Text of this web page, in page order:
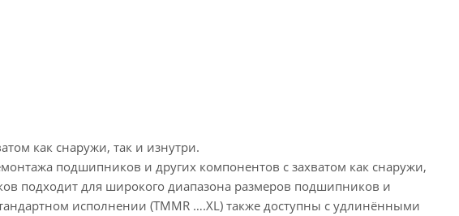
как снаружи, так и изнутри.
подшипников и других компонентов с захватом как снаружи,
подходит для широкого диапазона размеров подшипников и
исполнении (TMMR ….XL) также доступны с удлинёнными